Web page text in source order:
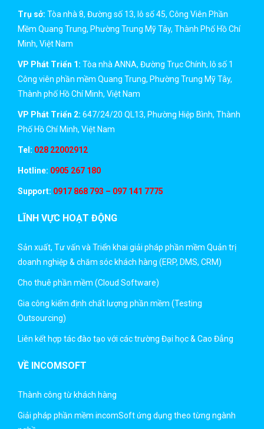
Trụ sở: Tòa nhà 8, Đường số 13, lô số 45, Công Viên Phần
Mềm Quang Trung, Phường Trung Mỹ Tây, Thành Phố Hồ Chí
Minh, Việt Nam
VP Phát Triển 1: Tòa nhà ANNA, Đường Trục Chính, lô số 1
Công viên phần mềm Quang Trung, Phường Trung Mỹ Tây,
Thành phố Hồ Chí Minh, Việt Nam
VP Phát Triển 2: 647/24/20 QL13, Phường Hiệp Bình, Thành
Phố Hồ Chí Minh, Việt Nam
Tel: 028 22002912
Hotline: 0905 267 180
Support: 0917 868 793 – 097 141 7775
LĨNH VỰC HOẠT ĐỘNG
Sản xuất, Tư vấn và Triển khai giải pháp phần mềm Quản trị
doanh nghiệp & chăm sóc khách hàng (ERP, DMS, CRM)
Cho thuê phần mềm (Cloud Software)
Gia công kiểm định chất lượng phần mềm (Testing
Outsourcing)
Liên kết hợp tác đào tạo với các trường Đại học & Cao Đẳng
VỀ INCOMSOFT
Thành công từ khách hàng
Giải pháp phần mềm incomSoft ứng dụng theo từng ngành